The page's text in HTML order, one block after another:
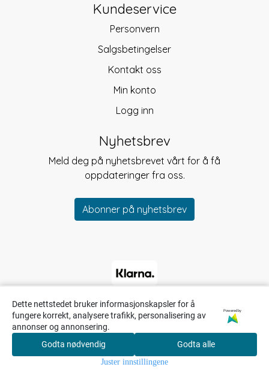
Søk
Kundeservice
Personvern
Salgsbetingelser
Kontakt oss
Min konto
Logg inn
Nyhetsbrev
Meld deg på nyhetsbrevet vårt for å få
oppdateringer fra oss.
Abonner på nyhetsbrev
Dette nettstedet bruker informasjonskapsler for å
fungere korrekt, analysere trafikk, personalisering av
annonser og annonsering.
Powered by
Godta nødvendig Godta alle
Juster innstillingene